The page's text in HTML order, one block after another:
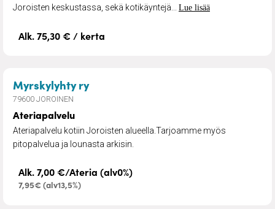
Joroisten keskustassa, sekä kotikäyntejä... Lue lisää
Alk. 75,30 € / kerta
Myrskylyhty ry– Ateriapalvelu
79600 JOROINEN
Ateriapalvelu
Ateriapalvelu kotiin Joroisten alueella.Tarjoamme myös
pitopalvelua ja lounasta arkisin.
Alk. 7,00 €/Ateria (alv0%)
7,95€ (alv13,5%)